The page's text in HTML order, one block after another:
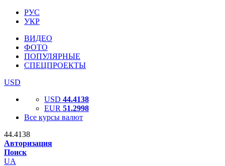
РУС
УКР
ВИДЕО
ФОТО
ПОПУЛЯРНЫЕ
СПЕЦПРОЕКТЫ
USD
USD 44.4138
EUR 51.2998
Все курсы валют
44.4138
Авторизация
Поиск
UA